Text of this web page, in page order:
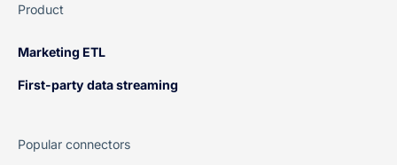
Product
Marketing ETL
First-party data streaming
Popular connectors